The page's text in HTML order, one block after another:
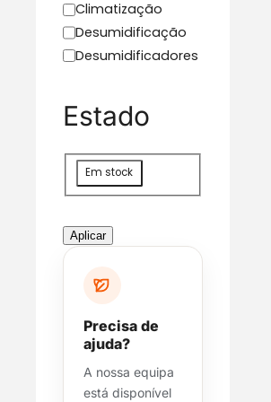
C
a
t
o
Climatização
Desumidificação
Desumidificadores
Estado
i
p
o
d
Em stock
Aplicar
Precisa de
ajuda?
A nossa equipa
está disponível